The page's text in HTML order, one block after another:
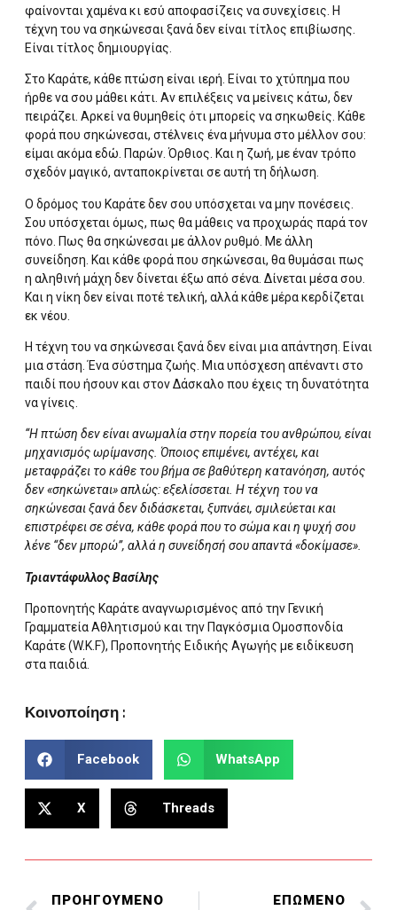
φαίνονται χαμένα κι εσύ αποφασίζεις να συνεχίσεις. Η
τέχνη του να σηκώνεσαι ξανά δεν είναι τίτλος επιβίωσης.
Είναι τίτλος δημιουργίας.
Στο Καράτε, κάθε πτώση είναι ιερή. Είναι το χτύπημα που
ήρθε να σου μάθει κάτι. Αν επιλέξεις να μείνεις κάτω, δεν
πειράζει. Αρκεί να θυμηθείς ότι μπορείς να σηκωθείς. Κάθε
φορά που σηκώνεσαι, στέλνεις ένα μήνυμα στο μέλλον σου:
είμαι ακόμα εδώ. Παρών. Όρθιος. Και η ζωή, με έναν τρόπο
σχεδόν μαγικό, ανταποκρίνεται σε αυτή τη δήλωση.
Ο δρόμος του Καράτε δεν σου υπόσχεται να μην πονέσεις.
Σου υπόσχεται όμως, πως θα μάθεις να προχωράς παρά τον
πόνο. Πως θα σηκώνεσαι με άλλον ρυθμό. Με άλλη
συνείδηση. Και κάθε φορά που σηκώνεσαι, θα θυμάσαι πως
η αληθινή μάχη δεν δίνεται έξω από σένα. Δίνεται μέσα σου.
Και η νίκη δεν είναι ποτέ τελική, αλλά κάθε μέρα κερδίζεται
εκ νέου.
Η τέχνη του να σηκώνεσαι ξανά δεν είναι μια απάντηση. Είναι
μια στάση. Ένα σύστημα ζωής. Μια υπόσχεση απέναντι στο
παιδί που ήσουν και στον Δάσκαλο που έχεις τη δυνατότητα
να γίνεις.
“Η πτώση δεν είναι ανωμαλία στην πορεία του ανθρώπου, είναι
μηχανισμός ωρίμανσης. Όποιος επιμένει, αντέχει, και
μεταφράζει το κάθε του βήμα σε βαθύτερη κατανόηση, αυτός
δεν «σηκώνεται» απλώς: εξελίσσεται. Η τέχνη του να
σηκώνεσαι ξανά δεν διδάσκεται, ξυπνάει, σμιλεύεται και
επιστρέφει σε σένα, κάθε φορά που το σώμα και η ψυχή σου
λένε “δεν μπορώ”, αλλά η συνείδησή σου απαντά «δοκίμασε».
Τριαντάφυλλος Βασίλης
Προπονητής Καράτε αναγνωρισμένος από την Γενική
Γραμματεία Αθλητισμού και την Παγκόσμια Ομοσπονδία
Καράτε (W.K.F), Προπονητής Ειδικής Αγωγής με ειδίκευση
στα παιδιά.
Κοινοποίηση :
Facebook WhatsApp
X Threads
ΠΡΟΗΓΟΥΜΕΝΟ ΕΠΩΜΕΝΟ